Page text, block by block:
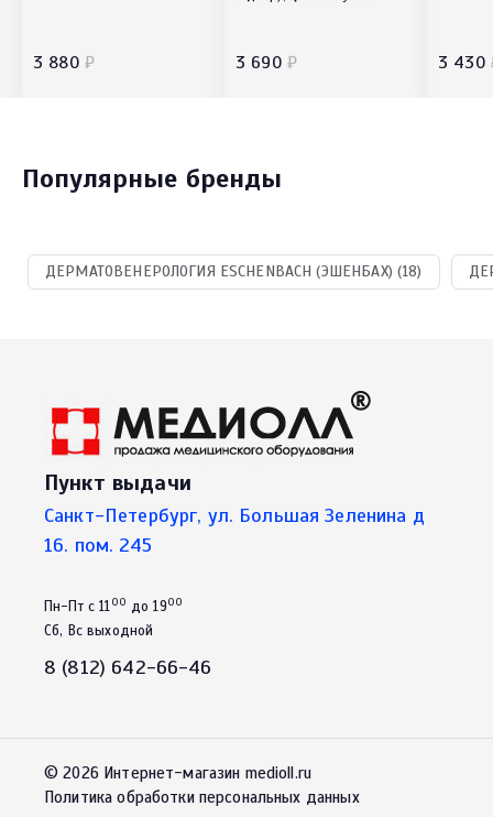
3 880 ₽ 3 690 ₽ 3 430
Популярные бренды
ДЕРМАТОВЕНЕРОЛОГИЯ ESCHENBACH (ЭШЕНБАХ) (18)
Пункт выдачи
Санкт-Петербург, ул. Большая Зеленина д
16. пом. 245
Пн-Пт с 1100 до 1900
Сб, Вс выходной
8 (812) 642-66-46
© 2026 Интернет-магазин medioll.ru
Политика обработки персональных данных